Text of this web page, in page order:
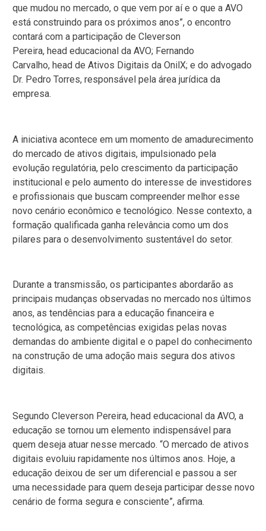
que mudou no mercado, o que vem por aí e o que a AVO
está construindo para os próximos anos”, o encontro
contará com a participação de Cleverson
Pereira, head educacional da AVO; Fernando
Carvalho, head de Ativos Digitais da OnilX; e do advogado
Dr. Pedro Torres, responsável pela área jurídica da
empresa.
A iniciativa acontece em um momento de amadurecimento
do mercado de ativos digitais, impulsionado pela
evolução regulatória, pelo crescimento da participação
institucional e pelo aumento do interesse de investidores
e profissionais que buscam compreender melhor esse
novo cenário econômico e tecnológico. Nesse contexto, a
formação qualificada ganha relevância como um dos
pilares para o desenvolvimento sustentável do setor.
Durante a transmissão, os participantes abordarão as
principais mudanças observadas no mercado nos últimos
anos, as tendências para a educação financeira e
tecnológica, as competências exigidas pelas novas
demandas do ambiente digital e o papel do conhecimento
na construção de uma adoção mais segura dos ativos
digitais.
Segundo Cleverson Pereira, head educacional da AVO, a
educação se tornou um elemento indispensável para
quem deseja atuar nesse mercado. “O mercado de ativos
digitais evoluiu rapidamente nos últimos anos. Hoje, a
educação deixou de ser um diferencial e passou a ser
uma necessidade para quem deseja participar desse novo
cenário de forma segura e consciente”, afirma.